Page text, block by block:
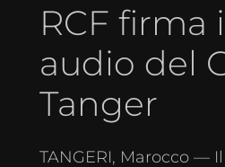
RCF firma
audio del
Tanger
TANGERI, Marocco —